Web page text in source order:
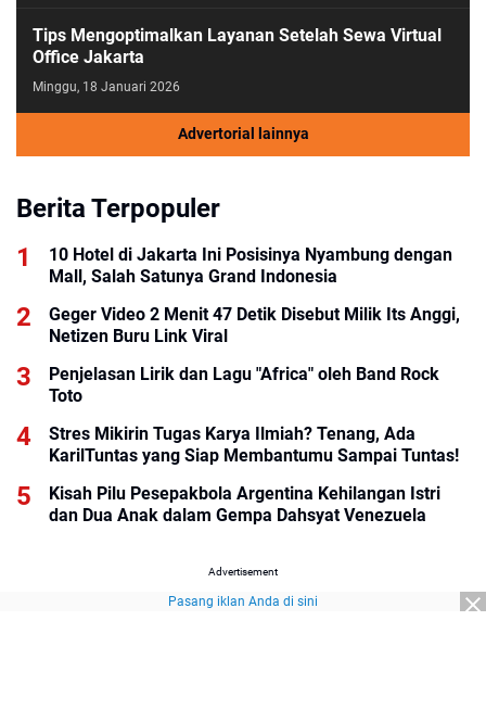
Tips Mengoptimalkan Layanan Setelah Sewa Virtual
Office Jakarta
Minggu, 18 Januari 2026
Advertorial lainnya
Berita Terpopuler
10 Hotel di Jakarta Ini Posisinya Nyambung dengan
Mall, Salah Satunya Grand Indonesia
Geger Video 2 Menit 47 Detik Disebut Milik Its Anggi,
Netizen Buru Link Viral
Penjelasan Lirik dan Lagu "Africa" oleh Band Rock
Toto
Stres Mikirin Tugas Karya Ilmiah? Tenang, Ada
KarilTuntas yang Siap Membantumu Sampai Tuntas!
Kisah Pilu Pesepakbola Argentina Kehilangan Istri
dan Dua Anak dalam Gempa Dahsyat Venezuela
Advertisement
Pasang iklan Anda di sini